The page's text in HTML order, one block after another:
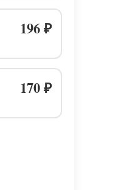
196 ₽
170 ₽